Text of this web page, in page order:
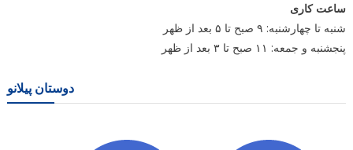
ساعت کاری
شنبه تا چهارشنبه: ۹ صبح تا ۵ بعد از ظهر
پنجشنبه و جمعه: ۱۱ صبح تا ۳ بعد از ظهر
دوستان پیلانو